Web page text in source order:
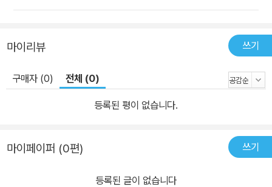
마이리뷰 쓰기
구매자 (0) 전체 (0)
등록된 평이 없습니다.
마이페이퍼 (0편) 쓰기
등록된 글이 없습니다